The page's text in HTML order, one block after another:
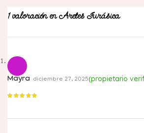
1 valoración enAretes Jurásica
Mayra (propietario
diciembre 27, 2025